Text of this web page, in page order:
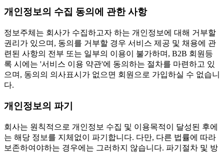
개인정보의 수집 동의에 관한 사항
정보주체는 회사가 수집하고자 하는 개인정보에 대해 거부할
권리가 있으며, 동의를 거부할 경우 서비스 제공 및 채용에 관
련된 사항의 전부 또는 일부의 이용이 불가하며, B2B 회원등
록 시에는 '서비스 이용 약관'에 동의하는 절차를 마련하고 있
으며, 동의의 의사표시가 없으면 회원으로 가입하실 수 없습니
다.
개인정보의 파기
회사는 원칙적으로 개인정보 수집 및 이용목적이 달성된 후에
는 해당 정보를 지체없이 파기합니다. 다만, 다른 법률에 따라
보존하여야하는 경우에는 그러하지 않습니다. 파기절차 및 방